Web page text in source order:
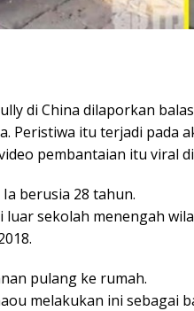
di China dilaporkan
Peristiwa itu terjadi pada
pembantaian itu viral
berusia 28 tahun.
sekolah menengah
pulang ke rumah.
melakukan ini sebagai